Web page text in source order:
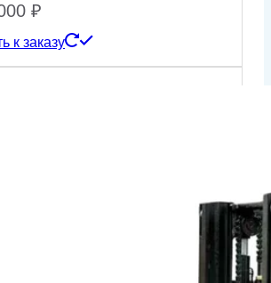
₽
к заказу